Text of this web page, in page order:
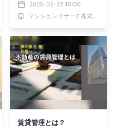
2025-02-22 10:00
マンションリサーチ株式会社
賃貸管理とは？